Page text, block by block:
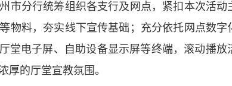
市分行统筹组织各支行及网点，紧扣本次活动
物料，夯实线下宣传基础；充分依托网点数字
堂电子屏、自助设备显示屏等终端，滚动播放
厚的厅堂宣教氛围。